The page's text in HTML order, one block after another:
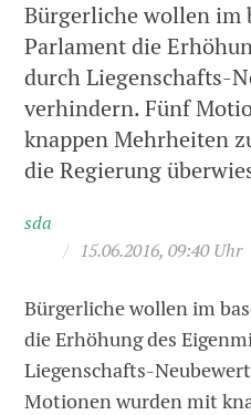
Bürgerliche wollen im
Parlament die
durch Liegenschafts-
verhindern. Fünf
knappen Mehrheiten
die Regierung
sda
/ 15.06.2016, 09:40 Uhr
Bürgerliche wollen im
die Erhöhung des
Liegenschafts-
Motionen wurden mit